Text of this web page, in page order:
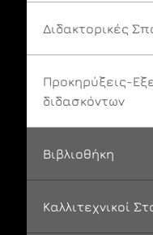
Διδακτορικές
Προκηρύξεις-
διδασκόντων
Βιβλιοθήκη
Καλλιτεχνικοί